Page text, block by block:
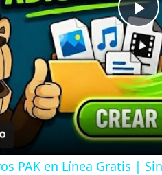
P
l
a
y
PAK en Línea Gratis |